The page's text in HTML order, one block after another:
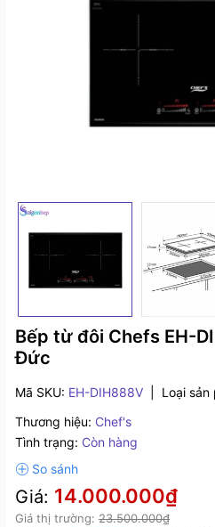
Bếp từ đôi Chefs EH-
Đức
Mã SKU: EH-DIH888V Loại sản
Thương hiệu: Chef's
Tình trạng: Còn hàng
Giá: 14.000.000₫
Giá thị trường: 23.500.000₫